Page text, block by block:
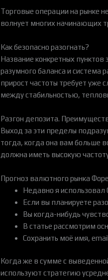
Торговые операции на рынке
волнует многих начинающих
Как безопасно разогнать?
Название конкретных
разумного баланса и система
прирост частоты требует уже
между стабильностью,
Разгон депозита.
Выход за эти пределы
тогда, когда она вам больше
должна иметь высокую
Прогноз валютного рынка
Недавно я использовал
Если вы планируете
Вы когда-нибудь
В статье рассмотрим
Сохранить моё имя,
Когда же в сумме с
используют стратегию